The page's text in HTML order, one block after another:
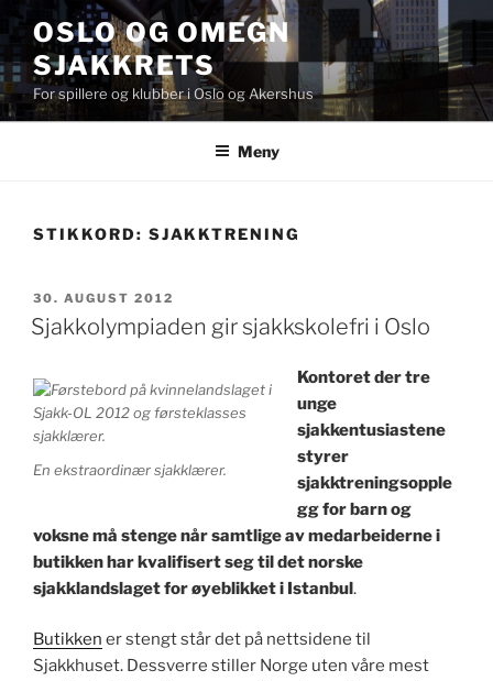
til
innhold
OSLO OG OMEGN
SJAKKRETS
For spillere og klubber i Oslo og Akershus
Meny
STIKKORD: SJAKKTRENING
PUBLISERT
30. AUGUST 2012
Sjakkolympiaden gir sjakkskolefri i Oslo
En ekstraordinær sjakklærer.
Kontoret der tre
unge
sjakkentusiastene
styrer
sjakktreningsopple
gg for barn og
voksne må stenge når samtlige av medarbeiderne i
butikken har kvalifisert seg til det norske
sjakklandslaget for øyeblikket i Istanbul.
Butikken er stengt står det på nettsidene til
Sjakkhuset. Dessverre stiller Norge uten våre mest